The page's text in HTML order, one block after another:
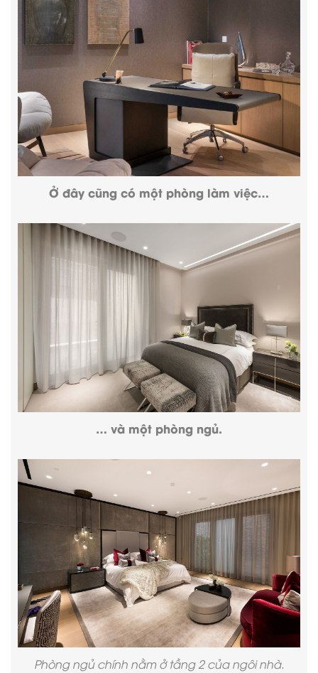
Ở đây cũng có một phòng làm việc…
… và một phòng ngủ.
Phòng ngủ chính nằm ở tầng 2 của ngôi nhà.